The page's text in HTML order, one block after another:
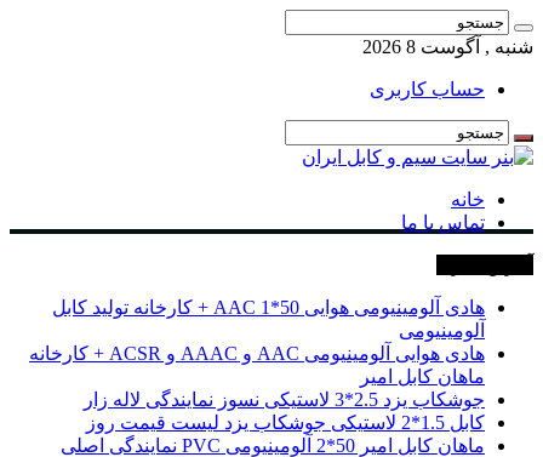
شنبه , آگوست 8 2026
حساب کاربری
خانه
تماس با ما
هادی آلومینیومی هوایی 50*1 AAC + کارخانه تولید کابل
آلومینیومی
هادی هوایی آلومینیومی AAC و AAAC و ACSR + کارخانه
ماهان کابل امیر
جوشکاب یزد 2.5*3 لاستیکی نسوز نمایندگی لاله زار
کابل 1.5*2 لاستیکی جوشکاب یزد لیست قیمت روز
ماهان کابل امیر 50*2 آلومینیومی PVC نمایندگی اصلی